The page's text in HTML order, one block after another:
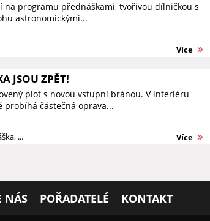
na programu přednáškami, tvořivou dílničkou s
astronomickými...
Více
JSOU ZPĚT!
plot s novou vstupní bránou. V interiéru
probíhá částečná oprava...
... Více
NÁS POŘADATELÉ KONTAKT